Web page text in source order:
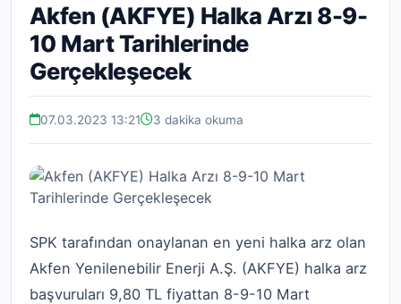
Akfen (AKFYE) Halka Arzı 8-9-
10 Mart Tarihlerinde
Gerçekleşecek
07.03.2023 13:21 3 dakika okuma
SPK tarafından onaylanan en yeni halka arz olan
Akfen Yenilenebilir Enerji A.Ş. (AKFYE) halka arz
başvuruları 9,80 TL fiyattan 8-9-10 Mart